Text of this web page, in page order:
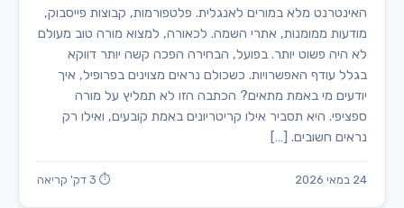
האינטרנט מלא במורים לאנגלית. פלטפורמות, קבוצות פייסבוק,
מודעות ממומנות, אתרי השמה. לכאורה, למצוא מורה טוב מעולם
לא היה פשוט יותר. בפועל, הבחירה הפכה קשה יותר דווקא
בגלל עודף האפשרויות. כשכולם נראים מצוינים בפרופיל, איך
יודעים מי באמת מתאים? הכתבה הזו לא תמליץ על מורה
ספציפי. היא תסביר אילו קריטריונים באמת קובעים, ואילו רק
נראים חשובים. […]
24 במאי 2026 ⏱ 3 דק' קריאה